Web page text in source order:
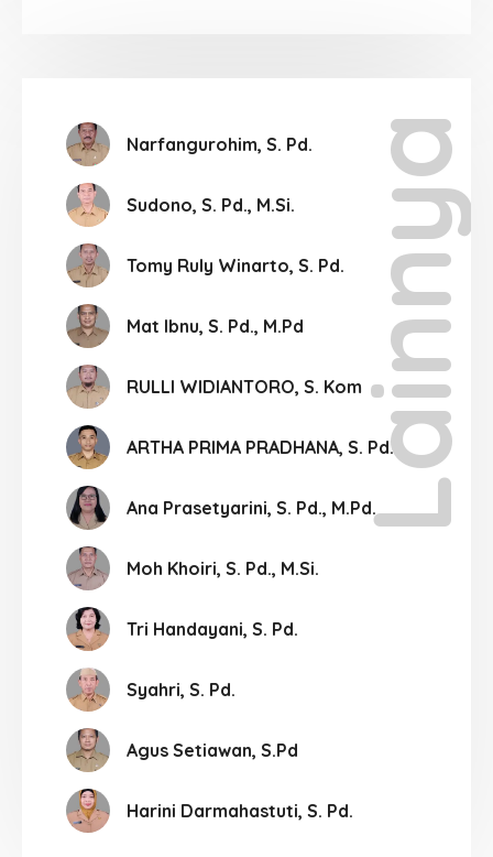
Lainnya
Narfangurohim, S. Pd.
Sudono, S. Pd., M.Si.
Tomy Ruly Winarto, S. Pd.
Mat Ibnu, S. Pd., M.Pd
RULLI WIDIANTORO, S. Kom
ARTHA PRIMA PRADHANA, S. Pd.
Ana Prasetyarini, S. Pd., M.Pd.
Moh Khoiri, S. Pd., M.Si.
Tri Handayani, S. Pd.
Syahri, S. Pd.
Agus Setiawan, S.Pd
Harini Darmahastuti, S. Pd.